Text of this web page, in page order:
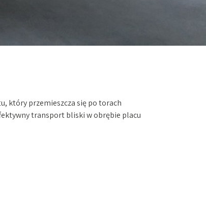
który przemieszcza się po torach
transport bliski w obrębie placu